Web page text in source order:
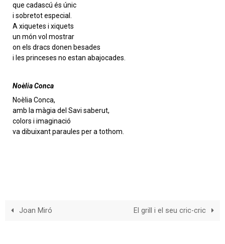
que cadascú és únic
i sobretot especial.
A xiquetes i xiquets
un món vol mostrar
on els dracs donen besades
i les princeses no estan abajocades.
Noèlia Conca
Noèlia Conca,
amb la màgia del Savi saberut,
colors i imaginació
va dibuixant paraules per a tothom.
Joan Miró El grill i el seu cric-cric